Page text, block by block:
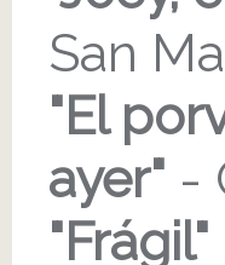
San
"El
ayer" -
"Frágil"